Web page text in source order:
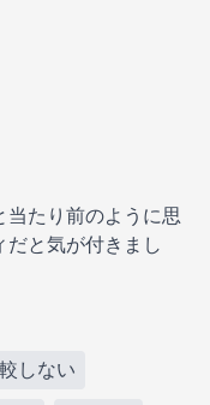
たり前のように思
だと気が付きまし
しない